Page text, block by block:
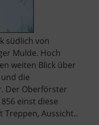
südlich von
Mulde. Hoch
weiten Blick über
die
Der Oberförster
einst diese
Treppen, Aussicht..